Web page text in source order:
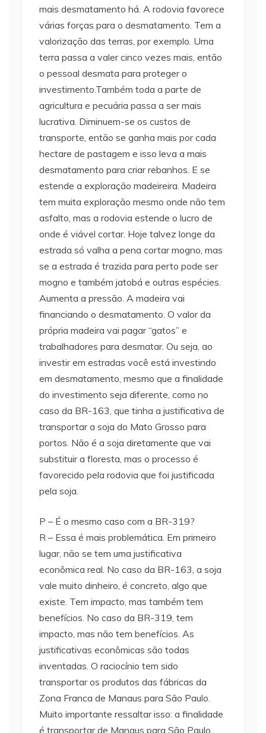
mais desmatamento há. A rodovia favorece
várias forças para o desmatamento. Tem a
valorização das terras, por exemplo. Uma
terra passa a valer cinco vezes mais, então
o pessoal desmata para proteger o
investimento.Também toda a parte de
agricultura e pecuária passa a ser mais
lucrativa. Diminuem-se os custos de
transporte, então se ganha mais por cada
hectare de pastagem e isso leva a mais
desmatamento para criar rebanhos. E se
estende a exploração madeireira. Madeira
tem muita exploração mesmo onde não tem
asfalto, mas a rodovia estende o lucro de
onde é viável cortar. Hoje talvez longe da
estrada só valha a pena cortar mogno, mas
se a estrada é trazida para perto pode ser
mogno e também jatobá e outras espécies.
Aumenta a pressão. A madeira vai
financiando o desmatamento. O valor da
própria madeira vai pagar “gatos” e
trabalhadores para desmatar. Ou seja, ao
investir em estradas você está investindo
em desmatamento, mesmo que a finalidade
do investimento seja diferente, como no
caso da BR-163, que tinha a justificativa de
transportar a soja do Mato Grosso para
portos. Não é a soja diretamente que vai
substituir a floresta, mas o processo é
favorecido pela rodovia que foi justificada
pela soja.
P – É o mesmo caso com a BR-319?
R – Essa é mais problemática. Em primeiro
lugar, não se tem uma justificativa
econômica real. No caso da BR-163, a soja
vale muito dinheiro, é concreto, algo que
existe. Tem impacto, mas também tem
benefícios. No caso da BR-319, tem
impacto, mas não tem benefícios. As
justificativas econômicas são todas
inventadas. O raciocínio tem sido
transportar os produtos das fábricas da
Zona Franca de Manaus para São Paulo.
Muito importante ressaltar isso: a finalidade
é transportar de Manaus para São Paulo,